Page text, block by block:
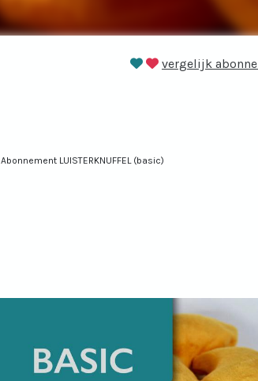
vergelijk
Abonnement LUISTERKNUFFEL (basic)